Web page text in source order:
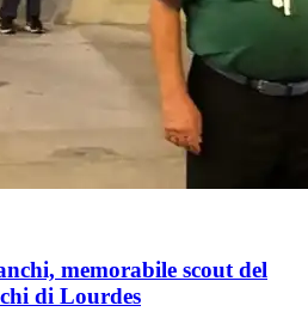
memorabile scout del
di Lourdes